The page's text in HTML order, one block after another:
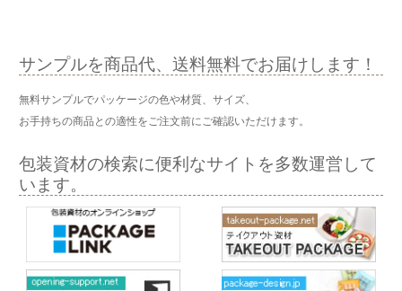
サンプルを商品代、送料無料でお届けします！
無料サンプルでパッケージの色や材質、サイズ、
お手持ちの商品との適性をご注文前にご確認いただけます。
包装資材の検索に便利なサイトを多数運営して
います。